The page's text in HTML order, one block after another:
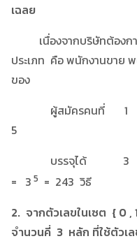
เฉลย
เนื่องจากบริษัทต้องกา
ประเภท คือ พนักงานขาย
ของ
ผู้สมัครค
5
บรรจุได้ 3
= 3 5 = 243 วิธี
2. จากตัวเลขในเซต { 0 ,
จำนวนคี่ 3 หลัก ที่ใช้ตัวเล